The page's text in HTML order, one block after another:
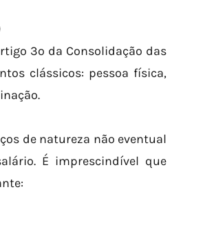
3º da Consolidação das
clássicos: pessoa física,
de natureza não eventual
É imprescindível que